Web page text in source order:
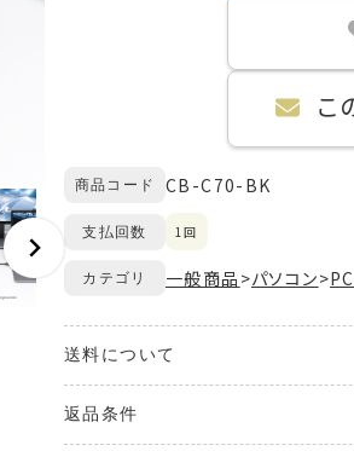
こ
商品コード CB-C70-BK
支払回数 1回
カテゴリ 一般商品 >パソコン>
送料について
また、複数の商品を同時にご購入さ
返品条件